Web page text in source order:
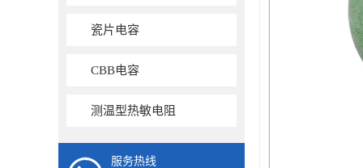
瓷片电容
CBB电容
测温型热敏电阻
服务热线